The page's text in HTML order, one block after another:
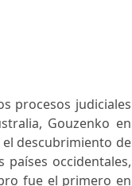
procesos judiciales
Gouzenko en
el descubrimiento de
occidentales,
fue el primero en